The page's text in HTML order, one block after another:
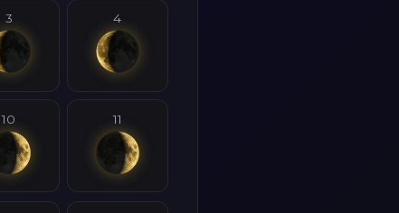
3 4
10 11